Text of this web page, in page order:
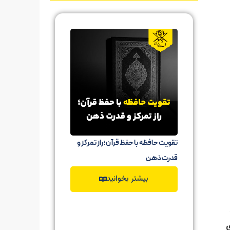
تقویت حافظه با حفظ قرآن؛ راز تمرکز و
قدرت ذهن
بیشتر بخوانید